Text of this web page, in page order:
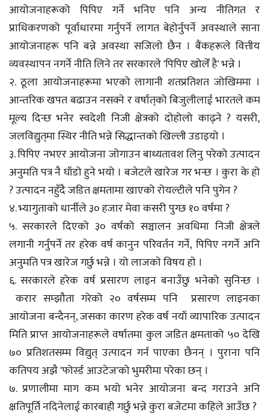
आयोजनाहरूको पिपिए गर्ने भनिए पनि अन्य नीतिगत र
प्राधिकरणको पूर्वाधारमा गर्नुपर्ने लागत बेहोर्नुपर्ने अवस्थाले साना
आयोजनाहरू पनि बन्ने अवस्था सजिलो छैन । बैंकहरूले वित्तीय
व्यवस्थापन नगर्ने नीति लिने तर सरकारले 'पिपिए खोलेँ है' भन्ने ।
२. ठूला आयोजनाहरूमा भएको लागानी शतप्रतिशत जोखिममा ।
आन्तरिक खपत बढाउन नसक्ने र वर्षात्‌को बिजुलीलाई भारतले कम
मूल्य दिन्छ भनेर स्वदेशी निजी क्षेत्रको दोहोलो काढ्ने ? यसरी,
जलविद्युत्‌मा स्थिर नीति भन्ने सिद्धान्तको खिल्ली उडाइयो ।
३. पिपिए नभएर आयोजना जोगाउन बाध्यतावश लिनु परेको उत्पादन
अनुमति पत्र नै घाँडो हुने भयो । बजेटले खारेज गर भन्छ । कुरा के हो
? उत्पादन नहुँदै जडित क्षमतामा खाएको रोयल्टीले पनि पुगेन ?
४. भ्यागुताको धार्नीले ३० हजार मेवा कसरी पुग्छ १० वर्षमा ?
५. सरकारले दिएको ३० वर्षको सञ्चालन अवधिमा निजी क्षेत्रले
लगानी गर्नुपर्ने तर हरेक वर्ष कानुन परिवर्तन गर्ने, पिपिए नगर्ने अनि
अनुमति पत्र खारेज गर्छु भन्ने । यो लाजकाे विषय हाे ।
६. सरकारले हरेक वर्ष प्रसारण लाइन बनाउँछु भनेको सुनिन्छ ।
करार सम्झौता गरेको २० वर्षसम्म पनि प्रसारण लाइनका
आयोजना बन्दैनन्, जसका कारण हरेक वर्ष नयाँ व्यापारिक उत्पादन
मिति प्राप्त आयोजनाहरूले वर्षातमा कुल जडित क्षमताको ५० देखि
७० प्रतिशतसम्म विद्युत् उत्पादन गर्न पाएका छैनन् । पुराना पनि
कतिपय अझै 'फोर्स्ड आउटेज'को भुमरीमा परेका छन् ।
७. प्रणालीमा माग कम भयो भनेर आयोजना बन्द गराउने अनि
क्षतिपूर्ति नदिनेलाई कारबाही गर्छु भन्ने कुरा बजेटमा कहिले आउँछ ?